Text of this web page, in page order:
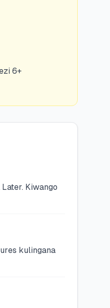
6+
Kiwango
kulingana